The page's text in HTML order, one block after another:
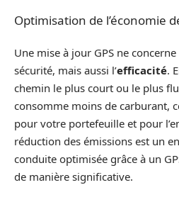
Optimisation de l’économie
Une mise à jour GPS ne
sécurité, mais aussi l’efficacité.
chemin le plus court ou le plus
consomme moins de carburant,
pour votre portefeuille et pour
réduction des émissions est un
conduite optimisée grâce à un
de manière significative.